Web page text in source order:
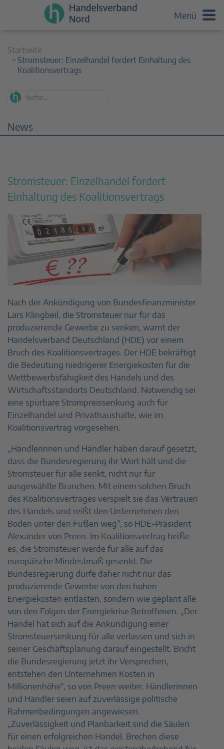
Menü
Startseite
Stromsteuer: Einzelhandel fordert Einhaltung des
Koalitionsvertrags
News
Stromsteuer: Einzelhandel fordert
Einhaltung des Koalitionsvertrags
Nach der Ankündigung von Bundesfinanzminister
Lars Klingbeil, die Stromsteuer nur für das
produzierende Gewerbe zu senken, warnt der
Handelsverband Deutschland (HDE) vor einem
Bruch des Koalitionsvertrages. Der HDE bekräftigt
die Bedeutung niedrigerer Energiekosten für die
Wettbewerbsfähigkeit des Handels und des
Wirtschaftsstandorts Deutschland. Notwendig sei
eine spürbare Strompreissenkung auch für
Einzelhandel und Privathaushalte, wie im
Koalitionsvertrag vorgesehen.
„Händlerinnen und Händler haben darauf gesetzt,
dass die Bundesregierung ihr Wort hält und die
Stromsteuer für alle senkt, nicht nur für
ausgewählte Branchen. Mit einem solchen Bruch
des Koalitionsvertrages verspielt sie das Vertrauen
des Handels und reißt den Unternehmen den
Boden unter den Füßen weg“, so HDE-Präsident
Alexander von Preen. Im Koalitionsvertrag heiße
es, die Stromsteuer werde für alle auf das
europäische Mindestmaß gesenkt. Die
Bundesregierung dürfe daher nicht nur das
produzierende Gewerbe von den hohen
Energiekosten entlasten, sondern wie geplant alle
von den Folgen der Energiekrise Betroffenen. „Der
Handel hat sich auf die Ankündigung einer
Stromsteuersenkung für alle verlassen und sich in
seiner Geschäftsplanung darauf eingestellt. Bricht
die Bundesregierung jetzt ihr Versprechen,
entstehen den Unternehmen Kosten in
Millionenhöhe“, so von Preen weiter. Händlerinnen
und Händler seien auf zuverlässige politische
Rahmenbedingungen angewiesen.
„Zuverlässigkeit und Planbarkeit sind die Säulen
für einen erfolgreichen Handel. Brechen diese